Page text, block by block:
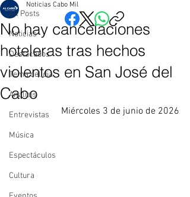
All Posts
Noticias
Destacados
Tema del dia
Analisis
Entrevistas
Música
Espectáculos
Cultura
No hay cancelaciones
hoteleras tras hechos
violentos en San José del
Cabo
Noticias Cabo Mil
Miércoles 3 de junio de 2026